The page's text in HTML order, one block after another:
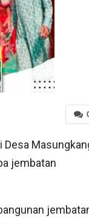
Desa
jembatan